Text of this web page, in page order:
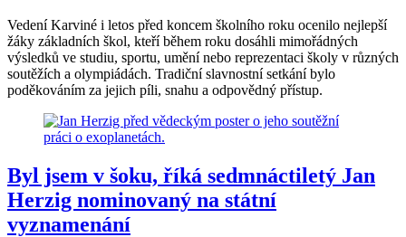
Vedení Karviné i letos před koncem školního roku ocenilo nejlepší
žáky základních škol, kteří během roku dosáhli mimořádných
výsledků ve studiu, sportu, umění nebo reprezentaci školy v různých
soutěžích a olympiádách. Tradiční slavnostní setkání bylo
poděkováním za jejich píli, snahu a odpovědný přístup.
Byl jsem v šoku, říká sedmnáctiletý Jan
Herzig nominovaný na státní
vyznamenání